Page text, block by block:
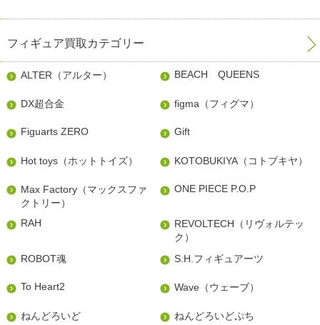
フィギュア買取カテゴリー
ALTER（アルター） BEACH QUEENS
DX超合金 figma（フィグマ）
Figuarts ZERO Gift
Hot toys（ホットトイズ） KOTOBUKIYA（コトブキヤ）
Max Factory（マックスファ
クトリー）
ONE PIECE P.O.P
RAH
REVOLTECH（リヴォルテッ
ク）
ROBOT魂
S.H.フィギュアーツ
To Heart2 Wave（ウェーブ）
ねんどろいど ねんどろいどぷち